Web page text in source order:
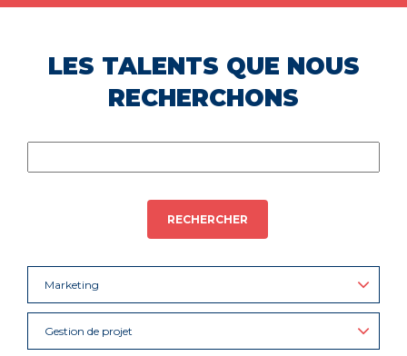
LES TALENTS QUE NOUS
RECHERCHONS
RECHERCHER
Marketing
Gestion de projet